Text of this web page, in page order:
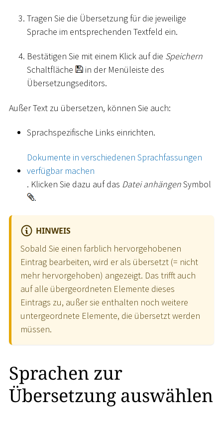
Tragen Sie die Übersetzung für die jeweilige
Sprache im entsprechenden Textfeld ein.
Bestätigen Sie mit einem Klick auf die Speichern
Schaltfläche
in der Menüleiste des
Übersetzungseditors.
Außer Text zu übersetzen, können Sie auch:
Sprachspezifische Links einrichten.
Dokumente in verschiedenen Sprachfassungen
verfügbar machen
. Klicken Sie dazu auf das Datei anhängenSymbol
.
HINWEIS
Sobald Sie einen farblich hervorgehobenen
Eintrag bearbeiten, wird er als übersetzt (= nicht
mehr hervorgehoben) angezeigt. Das trifft auch
auf alle übergeordneten Elemente dieses
Eintrags zu, außer sie enthalten noch weitere
untergeordnete Elemente, die übersetzt werden
müssen.
Sprachen zur
Übersetzung auswählen